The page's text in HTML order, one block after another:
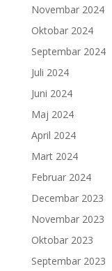
Novembar 2024
Oktobar 2024
Septembar 2024
Juli 2024
Juni 2024
Maj 2024
April 2024
Mart 2024
Februar 2024
Decembar 2023
Novembar 2023
Oktobar 2023
Septembar 2023